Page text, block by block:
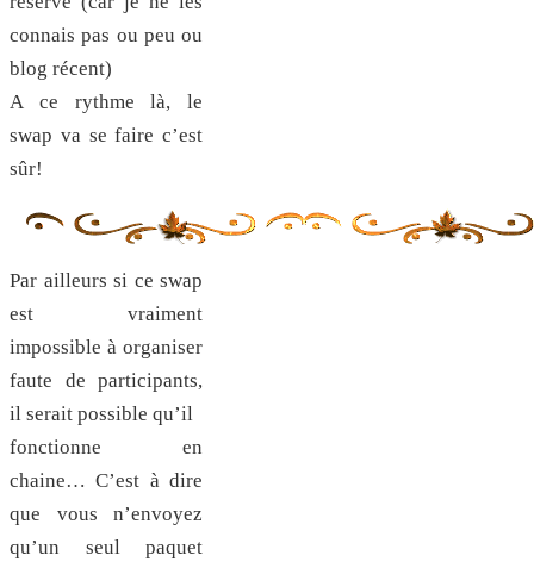
connais pas ou peu ou
blog récent)
A ce rythme là, le
swap va se faire c’est
sûr!
Par ailleurs si ce swap
est vraiment
impossible à organiser
faute de participants,
il serait possible qu’il
fonctionne en
chaine… C’est à dire
que vous n’envoyez
qu’un seul paquet